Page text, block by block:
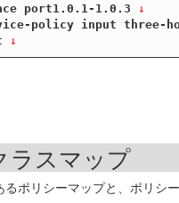
port1.0.1-1.0.3 ↓
policy input three-
↓
ラスマップ
ポリシーマップと、ポリ